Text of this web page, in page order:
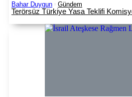
Bahar Duygun Gündem
Terörsüz Türkiye Yasa Teklifi